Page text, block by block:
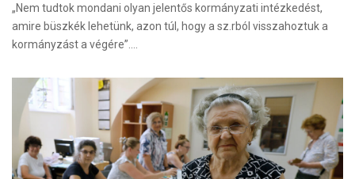
„Nem tudtok mondani olyan jelentős kormányzati intézkedést,
amire büszkék lehetünk, azon túl, hogy a sz.rból visszahoztuk a
kormányzást a végére”.…